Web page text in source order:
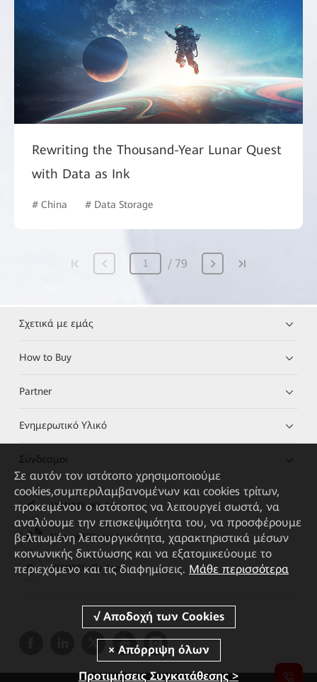
Rewriting the Thousand-Year Lunar Quest
with Data as Ink
# China # Data Storage
79
Σχετικά με εμάς
How to Buy
Partner
Ενημερωτικό Υλικό
Σύνδεσμοι
HUAWEI eKit App
Huawei HiKnow App
HUAWEI eFly App
Σε αυτόν τον ιστότοπο χρησιμοποιούμε
cookies,συμπεριλαμβανομένων και cookies τρίτων,
προκειμένου ο ιστότοπος να λειτουργεί σωστά, να
αναλύουμε την επισκεψιμότητα του, να προσφέρουμε
βελτιωμένη λειτουργικότητα, χαρακτηριστικά μέσων
κοινωνικής δικτύωσης και να εξατομικεύουμε το
περιεχόμενο και τις διαφημίσεις. Μάθε περισσότερα
Προτιμήσεις Συγκατάθεσης >